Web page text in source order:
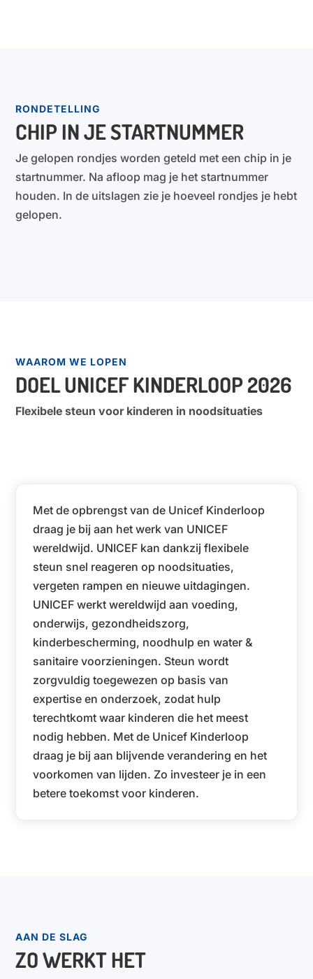
RONDETELLING
CHIP IN JE STARTNUMMER
Je gelopen rondjes worden geteld met een chip in je
startnummer. Na afloop mag je het startnummer
houden. In de uitslagen zie je hoeveel rondjes je hebt
gelopen.
WAAROM WE LOPEN
DOEL UNICEF KINDERLOOP 2026
Flexibele steun voor kinderen in noodsituaties
Met de opbrengst van de Unicef Kinderloop
draag je bij aan het werk van UNICEF
wereldwijd. UNICEF kan dankzij flexibele
steun snel reageren op noodsituaties,
vergeten rampen en nieuwe uitdagingen.
UNICEF werkt wereldwijd aan voeding,
onderwijs, gezondheidszorg,
kinderbescherming, noodhulp en water &
sanitaire voorzieningen. Steun wordt
zorgvuldig toegewezen op basis van
expertise en onderzoek, zodat hulp
terechtkomt waar kinderen die het meest
nodig hebben. Met de Unicef Kinderloop
draag je bij aan blijvende verandering en het
voorkomen van lijden. Zo investeer je in een
betere toekomst voor kinderen.
AAN DE SLAG
ZO WERKT HET